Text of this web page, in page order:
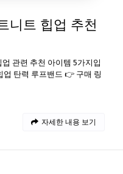
니트 힙업 추천
관련 추천 아이템 5가지입
업 탄력 루프밴드 👉 구매 링
자세한 내용 보기